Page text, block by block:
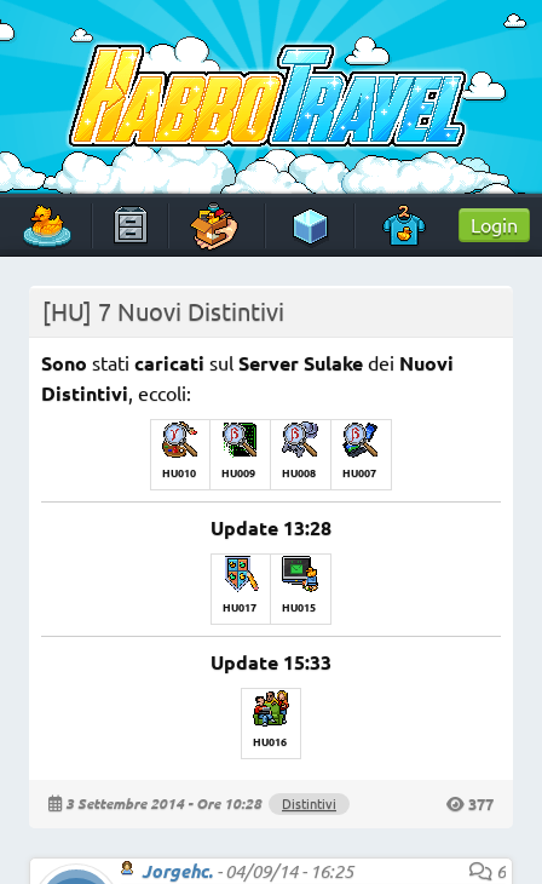
Skip
to
content
HabboTravel
Un viaggio di pixel!
Login
[HU] 7 Nuovi Distintivi
Sono stati caricati sul Server Sulake dei Nuovi
Distintivi, eccoli:
HU010 HU009 HU008 HU007
Update 13:28
HU017 HU015
Update 15:33
HU016
3 Settembre 2014 - Ore 10:28 Distintivi 377
Jorgehc. -04/09/14 - 16:25
6